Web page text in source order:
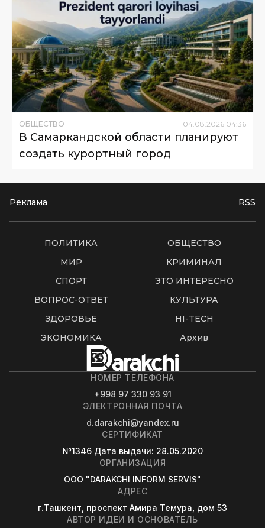
ОБЩЕСТВО 04.08.2026 04:36
В Самаркандской области планируют
создать курортный город
Реклама RSS
ПОЛИТИКА
ОБЩЕСТВО
МИР
КРИМИНАЛ
СПОРТ
ЭТО ИНТЕРЕСНО
ВОПРОС-ОТВЕТ
КУЛЬТУРА
ЗДОРОВЬЕ
HI-TECH
ЭКОНОМИКА
Архив
НОМЕР ТЕЛЕФОНА
+998 97 330 93 91
ЭЛЕКТРОННАЯ ПОЧТА
d.darakchi@yandex.ru
СЕРТИФИКАТ
№1346 Дата выдачи: 28.05.2020
ОРГАНИЗАЦИЯ
OOO "DARAKCHI INFORM SERVIS"
АДРЕС
г.Ташкент, проспект Амира Темура, дом 53
АВТОР ИДЕИ И ОСНОВАТЕЛЬ